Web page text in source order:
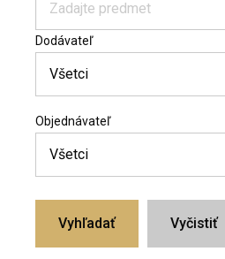
Dodávateľ
Objednávateľ
Vyhľadať Vyčistiť